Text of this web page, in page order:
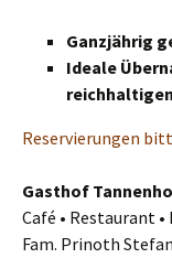
Ganzjährig
Ideale
Reservierungen
Gasthof
Café • Restaurant •
Fam. Prinoth Stefan